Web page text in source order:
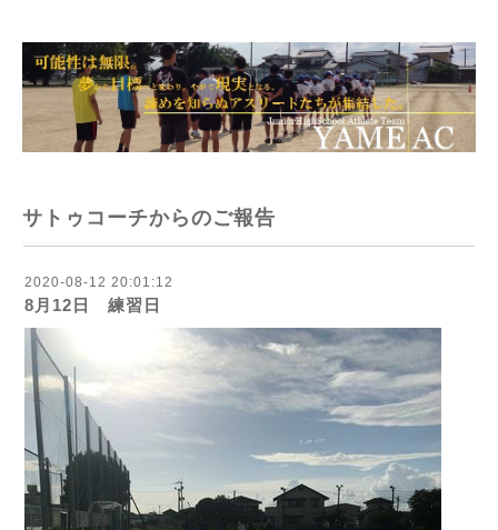
サトゥコーチからのご報告
2020-08-12 20:01:12
8月12日 練習日